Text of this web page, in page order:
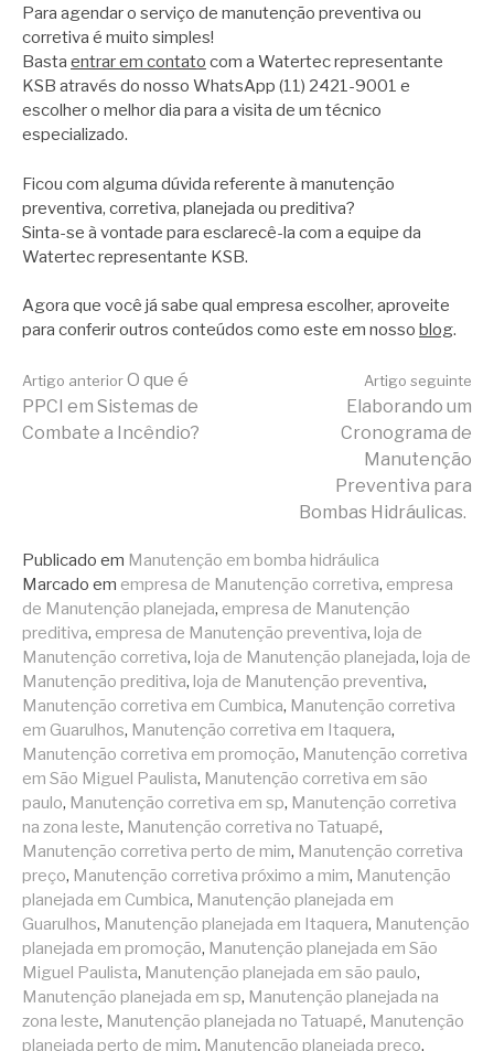
Para agendar o serviço de manutenção preventiva ou
corretiva é muito simples!
Basta entrar em contato com a Watertec representante
KSB através do nosso WhatsApp (11) 2421-9001 e
escolher o melhor dia para a visita de um técnico
especializado.
Ficou com alguma dúvida referente à manutenção
preventiva, corretiva, planejada ou preditiva?
Sinta-se à vontade para esclarecê-la com a equipe da
Watertec representante KSB.
Agora que você já sabe qual empresa escolher, aproveite
para conferir outros conteúdos como este em nosso blog.
Continue
Artigo anteriorO que é
PPCI em Sistemas de
Combate a Incêndio?
Artigo seguinte
Elaborando um
Cronograma de
Manutenção
Preventiva para
Bombas Hidráulicas.
Publicado em Manutenção em bomba hidráulica
Marcado em empresa de Manutenção corretiva, empresa
de Manutenção planejada, empresa de Manutenção
preditiva, empresa de Manutenção preventiva, loja de
Manutenção corretiva, loja de Manutenção planejada, loja de
Manutenção preditiva, loja de Manutenção preventiva,
Manutenção corretiva em Cumbica, Manutenção corretiva
em Guarulhos, Manutenção corretiva em Itaquera,
Manutenção corretiva em promoção, Manutenção corretiva
em São Miguel Paulista, Manutenção corretiva em são
paulo, Manutenção corretiva em sp, Manutenção corretiva
na zona leste, Manutenção corretiva no Tatuapé,
Manutenção corretiva perto de mim, Manutenção corretiva
preço, Manutenção corretiva próximo a mim, Manutenção
planejada em Cumbica, Manutenção planejada em
Guarulhos, Manutenção planejada em Itaquera, Manutenção
planejada em promoção, Manutenção planejada em São
Miguel Paulista, Manutenção planejada em são paulo,
Manutenção planejada em sp, Manutenção planejada na
zona leste, Manutenção planejada no Tatuapé, Manutenção
planejada perto de mim, Manutenção planejada preço,